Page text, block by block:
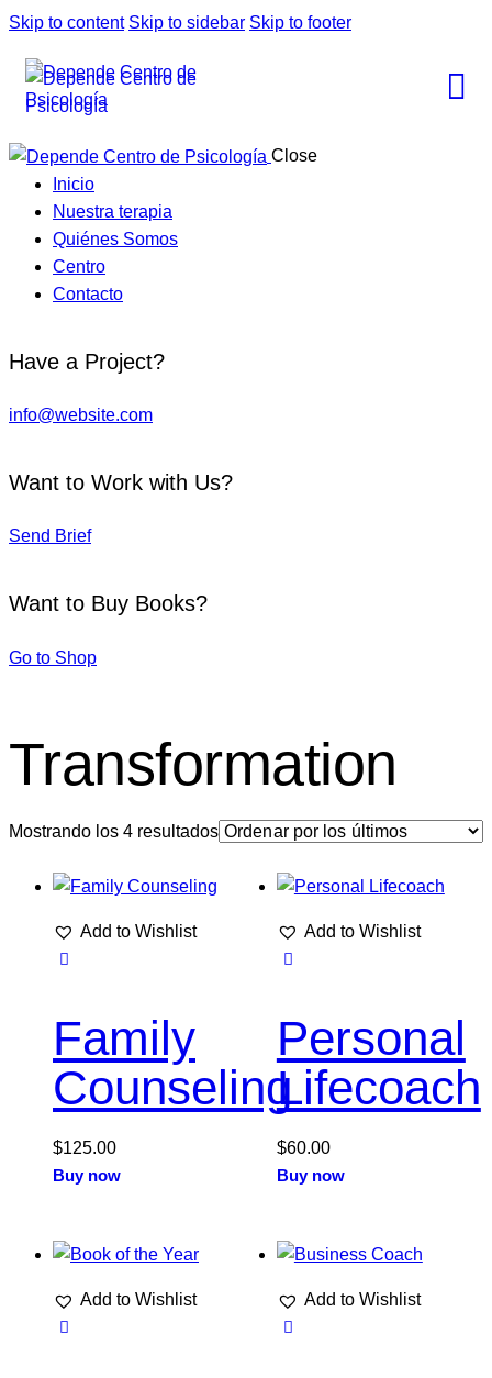
Skip to content Skip to sidebar Skip to footer
Close
Inicio
Nuestra terapia
Quiénes Somos
Centro
Contacto
Have a Project?
info@website.com
Want to Work with Us?
Send Brief
Want to Buy Books?
Go to Shop
Transformation
Mostrando los 4 resultados
Add to Wishlist
Family
Counseling
$125.00
Buy now
Add to Wishlist
Personal
Lifecoach
$60.00
Buy now
Add to Wishlist Add to Wishlist